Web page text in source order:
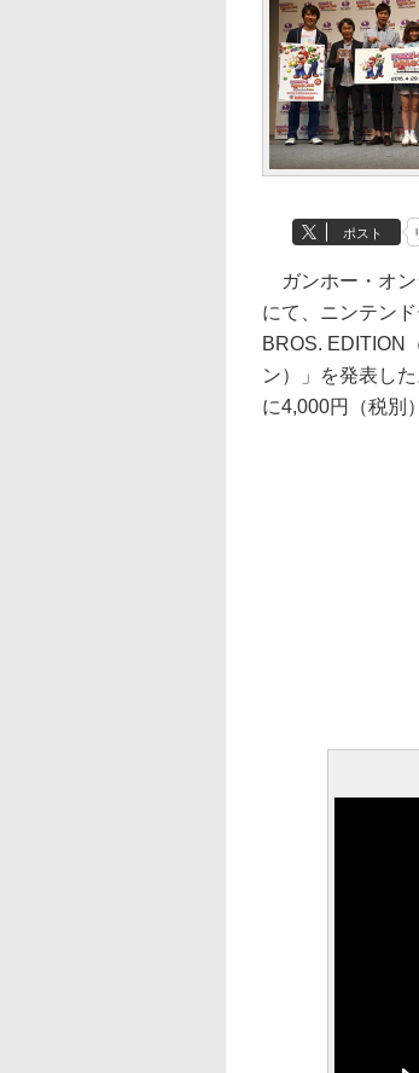
ポスト
ガンホー・オン
にて、ニンテン
BROS. EDITION
ン）」を発表し
に4,000円（税別